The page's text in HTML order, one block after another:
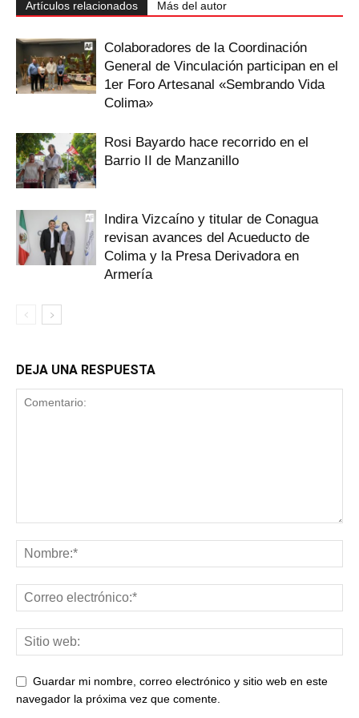
Artículos relacionados Más del autor
Colaboradores de la Coordinación
General de Vinculación participan en el
1er Foro Artesanal «Sembrando Vida
Colima»
Rosi Bayardo hace recorrido en el
Barrio II de Manzanillo
Indira Vizcaíno y titular de Conagua
revisan avances del Acueducto de
Colima y la Presa Derivadora en
Armería
DEJA UNA RESPUESTA
Guardar mi nombre, correo electrónico y sitio web en este
navegador la próxima vez que comente.